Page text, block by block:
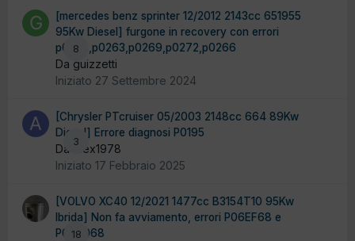
8
[mercedes benz sprinter 12/2012 2143cc 651955
95Kw Diesel] furgone in recovery con errori
p0236,p0263,p0269,p0272,p0266
Da guizzetti
Iniziato 27 Settembre 2024
3
[Chrysler PTcruiser 05/2003 2148cc 664 89Kw
Diesel] Errore diagnosi P0195
Da Alex1978
Iniziato 17 Febbraio 2025
18
[VOLVO XC40 12/2021 1477cc B3154T10 95Kw
Ibrida] Non fa avviamento, errori P06EF68 e
P0A9068